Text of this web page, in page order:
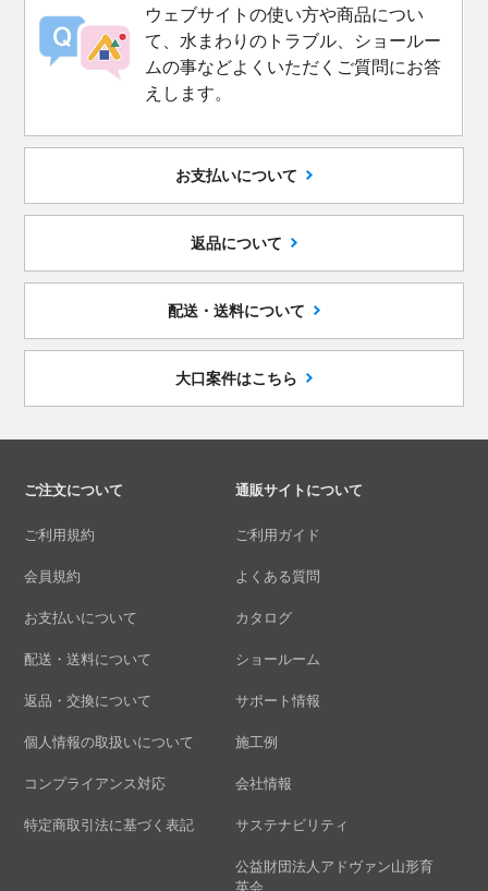
ウェブサイトの使い方や商品につい
て、水まわりのトラブル、ショールー
ムの事などよくいただくご質問にお答
えします。
お支払いについて
返品について
配送・送料について
大口案件はこちら
ご注文について
ご利用規約
会員規約
お支払いについて
配送・送料について
返品・交換について
個人情報の取扱いについて
コンプライアンス対応
特定商取引法に基づく表記
通販サイトについて
ご利用ガイド
よくある質問
カタログ
ショールーム
サポート情報
施工例
会社情報
サステナビリティ
公益財団法人アドヴァン山形育
英会